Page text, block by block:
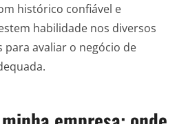
histórico confiável e
habilidade nos diversos
avaliar o negócio de